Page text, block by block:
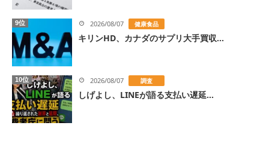
9位 2026/08/07 健康食品
キリンHD、カナダのサプリ大手買収...
10位 2026/08/07 調査
しげよし、LINEが語る支払い遅延...